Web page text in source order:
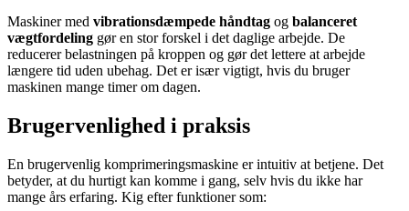
Maskiner med vibrationsdæmpede håndtag og balanceret
vægtfordeling gør en stor forskel i det daglige arbejde. De
reducerer belastningen på kroppen og gør det lettere at arbejde
længere tid uden ubehag. Det er især vigtigt, hvis du bruger
maskinen mange timer om dagen.
Brugervenlighed i praksis
En brugervenlig komprimeringsmaskine er intuitiv at betjene. Det
betyder, at du hurtigt kan komme i gang, selv hvis du ikke har
mange års erfaring. Kig efter funktioner som: